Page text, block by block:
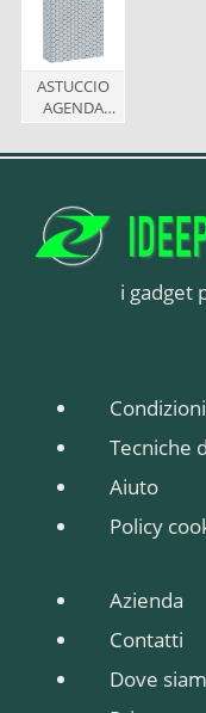
ASTUCCIO
AGENDA
17x24
i gadget
Tecniche
Aiuto
Policy
Azienda
Contatti
Dove